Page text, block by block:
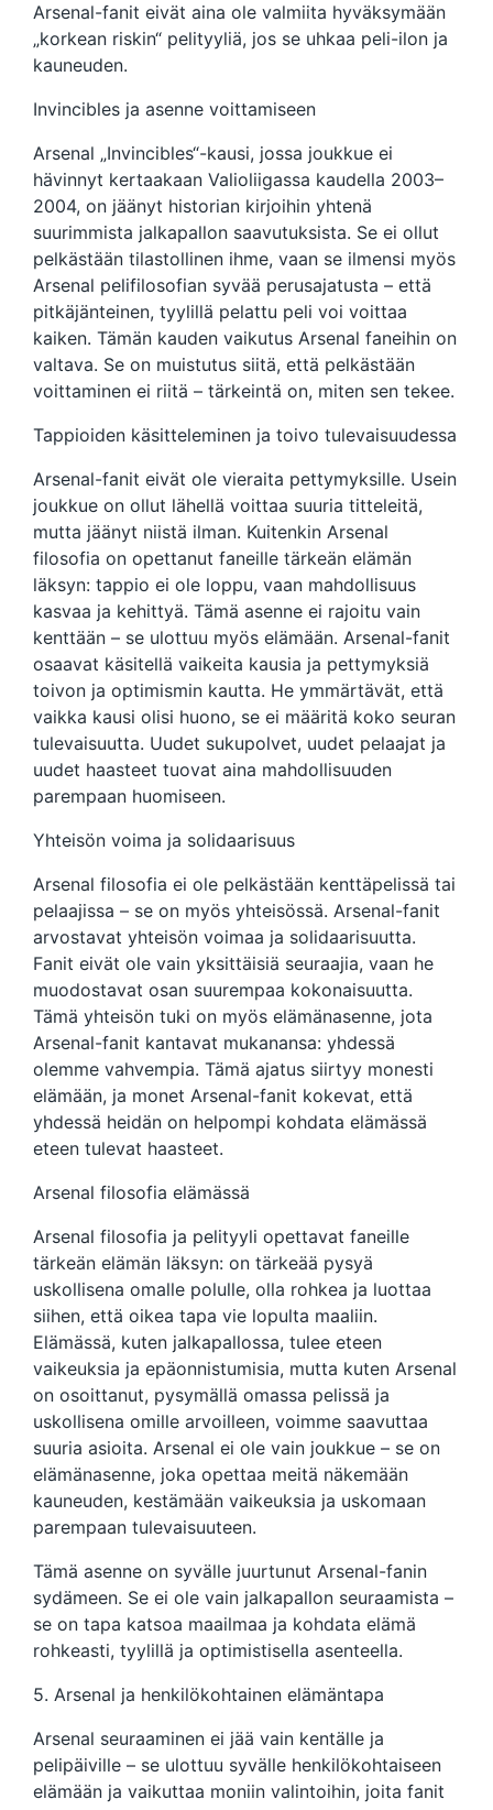
Arsenal-fanit eivät aina ole valmiita hyväksymään
„korkean riskin“ pelityyliä, jos se uhkaa peli-ilon ja
kauneuden.
Invincibles ja asenne voittamiseen
Arsenal „Invincibles“-kausi, jossa joukkue ei
hävinnyt kertaakaan Valioliigassa kaudella 2003–
2004, on jäänyt historian kirjoihin yhtenä
suurimmista jalkapallon saavutuksista. Se ei ollut
pelkästään tilastollinen ihme, vaan se ilmensi myös
Arsenal pelifilosofian syvää perusajatusta – että
pitkäjänteinen, tyylillä pelattu peli voi voittaa
kaiken. Tämän kauden vaikutus Arsenal faneihin on
valtava. Se on muistutus siitä, että pelkästään
voittaminen ei riitä – tärkeintä on, miten sen tekee.
Tappioiden käsitteleminen ja toivo tulevaisuudessa
Arsenal-fanit eivät ole vieraita pettymyksille. Usein
joukkue on ollut lähellä voittaa suuria titteleitä,
mutta jäänyt niistä ilman. Kuitenkin Arsenal
filosofia on opettanut faneille tärkeän elämän
läksyn: tappio ei ole loppu, vaan mahdollisuus
kasvaa ja kehittyä. Tämä asenne ei rajoitu vain
kenttään – se ulottuu myös elämään. Arsenal-fanit
osaavat käsitellä vaikeita kausia ja pettymyksiä
toivon ja optimismin kautta. He ymmärtävät, että
vaikka kausi olisi huono, se ei määritä koko seuran
tulevaisuutta. Uudet sukupolvet, uudet pelaajat ja
uudet haasteet tuovat aina mahdollisuuden
parempaan huomiseen.
Yhteisön voima ja solidaarisuus
Arsenal filosofia ei ole pelkästään kenttäpelissä tai
pelaajissa – se on myös yhteisössä. Arsenal-fanit
arvostavat yhteisön voimaa ja solidaarisuutta.
Fanit eivät ole vain yksittäisiä seuraajia, vaan he
muodostavat osan suurempaa kokonaisuutta.
Tämä yhteisön tuki on myös elämänasenne, jota
Arsenal-fanit kantavat mukanansa: yhdessä
olemme vahvempia. Tämä ajatus siirtyy monesti
elämään, ja monet Arsenal-fanit kokevat, että
yhdessä heidän on helpompi kohdata elämässä
eteen tulevat haasteet.
Arsenal filosofia elämässä
Arsenal filosofia ja pelityyli opettavat faneille
tärkeän elämän läksyn: on tärkeää pysyä
uskollisena omalle polulle, olla rohkea ja luottaa
siihen, että oikea tapa vie lopulta maaliin.
Elämässä, kuten jalkapallossa, tulee eteen
vaikeuksia ja epäonnistumisia, mutta kuten Arsenal
on osoittanut, pysymällä omassa pelissä ja
uskollisena omille arvoilleen, voimme saavuttaa
suuria asioita. Arsenal ei ole vain joukkue – se on
elämänasenne, joka opettaa meitä näkemään
kauneuden, kestämään vaikeuksia ja uskomaan
parempaan tulevaisuuteen.
Tämä asenne on syvälle juurtunut Arsenal-fanin
sydämeen. Se ei ole vain jalkapallon seuraamista –
se on tapa katsoa maailmaa ja kohdata elämä
rohkeasti, tyylillä ja optimistisella asenteella.
5. Arsenal ja henkilökohtainen elämäntapa
Arsenal seuraaminen ei jää vain kentälle ja
pelipäiville – se ulottuu syvälle henkilökohtaiseen
elämään ja vaikuttaa moniin valintoihin, joita fanit